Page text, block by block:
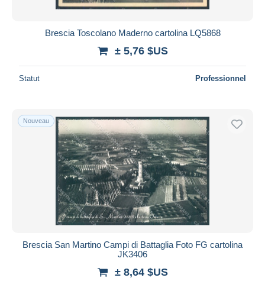
Brescia Toscolano Maderno cartolina LQ5868
± 5,76 $US
Statut Professionnel
Nouveau
Brescia San Martino Campi di Battaglia Foto FG cartolina
JK3406
± 8,64 $US